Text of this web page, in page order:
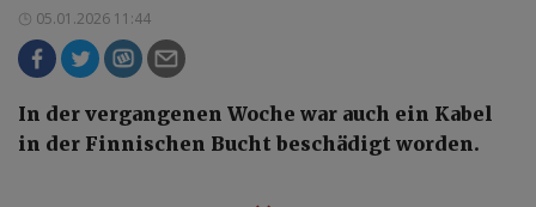
05.01.2026 11:44
In der vergangenen Woche war auch ein Kabel
in der Finnischen Bucht beschädigt worden.